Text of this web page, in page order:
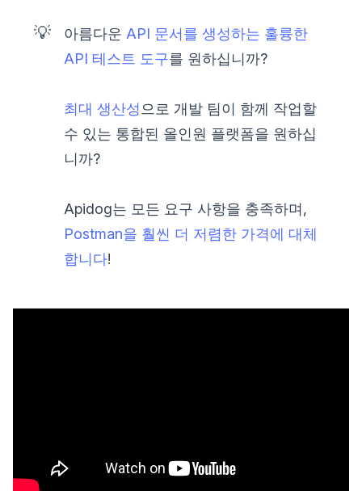
💡 아름다운API 문서를 생성하는 훌륭한
API 테스트 도구를 원하십니까?
최대 생산성으로 개발 팀이 함께 작업할
수 있는 통합된 올인원 플랫폼을 원하십
니까?
Apidog는 모든 요구 사항을 충족하며,
Postman을 훨씬 더 저렴한 가격에 대체
합니다!